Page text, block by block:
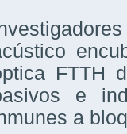
FTTH
e
a